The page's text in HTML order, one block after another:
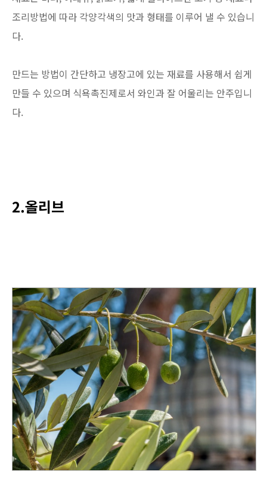
조리방법에 따라 각양각색의 맛과 형태를 이루어 낼 수 있습니
다.
만드는 방법이 간단하고 냉장고에 있는 재료를 사용해서 쉽게
만들 수 있으며 식욕촉진제로서 와인과 잘 어울리는 안주입니
다.
2.올리브